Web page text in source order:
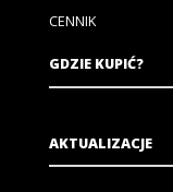
CENNIK
GDZIE KUPIĆ?
AKTUALIZACJE